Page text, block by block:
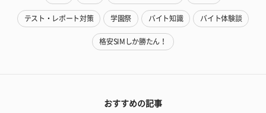
テスト・レポート対策 学園祭 バイト知識 バイト体験談
格安SIMしか勝たん！
おすすめの記事